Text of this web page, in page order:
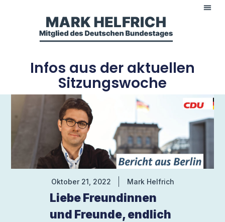
Infos aus der aktuellen
Sitzungswoche
Oktober 21, 2022 Mark Helfrich
Liebe Freundinnen
und Freunde, endlich